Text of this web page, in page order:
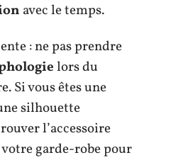
avec le temps.
: ne pas prendre
lors du
Si vous êtes une
silhouette
l’accessoire
garde-robe pour